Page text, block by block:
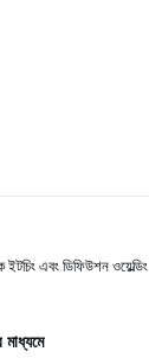
ইটচিং এবং ডিফিউশন ওয়েল্ডিং